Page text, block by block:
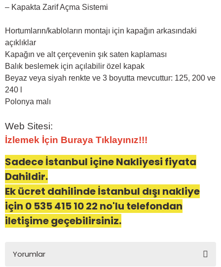
– Kapakta Zarif Açma Sistemi
Hortumların/kabloların montajı için kapağın arkasındaki
açıklıklar
Kapağın ve alt çerçevenin şık saten kaplaması
Balık beslemek için açılabilir özel kapak
Beyaz veya siyah renkte ve 3 boyutta mevcuttur: 125, 200 ve
240 l
Polonya malı
Web Sitesi:
İzlemek İçin Buraya Tıklayınız!!!
Sadece İstanbul içine Nakliyesi fiyata
Dahildir.
Ek ücret dahilinde İstanbul dışı nakliye
için 0 535 415 10 22 no'lu telefondan
iletişime geçebilirsiniz.
Yorumlar